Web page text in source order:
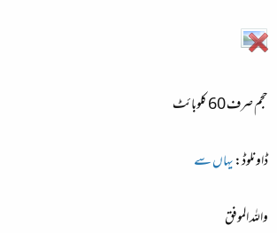
حجم صرف 60 کلوبائٹ
ڈاونلوڈ:یہاں سے
واللہ الموفق